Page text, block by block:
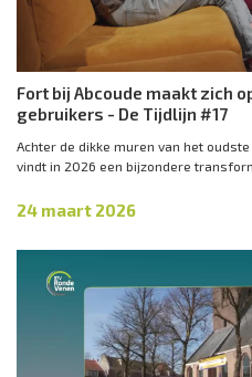
Fort bij Abcoude maakt zich
gebruikers - De Tijdlijn #17
Achter de dikke muren van het
vindt in 2026 een bijzondere
24 maart 2026